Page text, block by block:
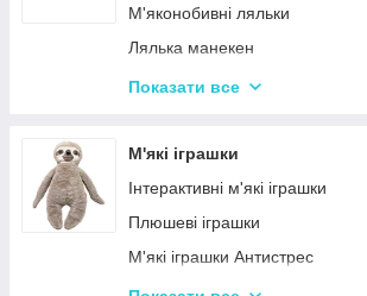
Дитячий ігровий набір кухня
Дитячий ігровий магазин, касса
Іграшковий салон краси, трюмо
М'яконобивні ляльки
Лялька манекен
Барбі та схожі ляльки
Лялькові будиночки
Візочки для ляльок
Ліжечка для ляльок
Одяг та аксесуари для Ляльок
Показати все
М'які іграшки
Інтерактивні м'які іграшки
Плюшеві іграшки
М'які іграшки Антистрес
Іграшки для лялькового театру